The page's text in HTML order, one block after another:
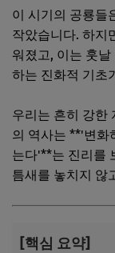
이 시기의 공룡들
작았습니다. 하지
워졌고, 이는 훗
하는 진화적 기초
우리는 흔히 강한
의 역사는 **'변화
는다'**는 진리를
틈새를 놓치지 않
[핵심 요약]